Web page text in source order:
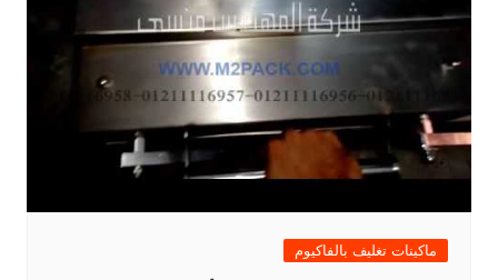
ماكينات تغليف بالفاكيوم